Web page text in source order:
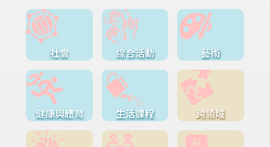
社會 綜合活動 藝術
健康與體育 生活課程 跨領域